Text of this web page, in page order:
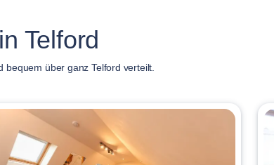
Telford
über ganz Telford verteilt.